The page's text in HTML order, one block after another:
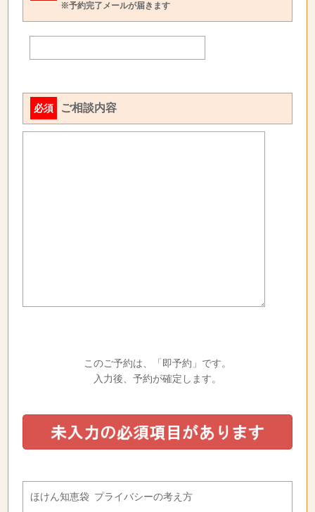
※予約完了メールが届きます
必須 ご相談内容
このご予約は、「即予約」です。
入力後、予約が確定します。
ほけん知恵袋 プライバシーの考え方